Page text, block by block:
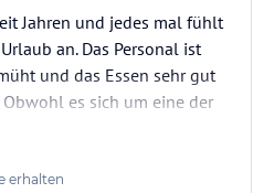
Jahren und jedes mal fühlt
an. Das Personal ist
und das Essen sehr gut
es sich um eine der
erhalten